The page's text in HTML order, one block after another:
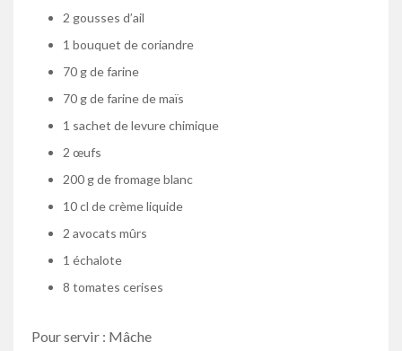
2 gousses d’ail
1 bouquet de coriandre
70 g de farine
70 g de farine de maïs
1 sachet de levure chimique
2 œufs
200 g de fromage blanc
10 cl de crème liquide
2 avocats mûrs
1 échalote
8 tomates cerises
Pour servir : Mâche